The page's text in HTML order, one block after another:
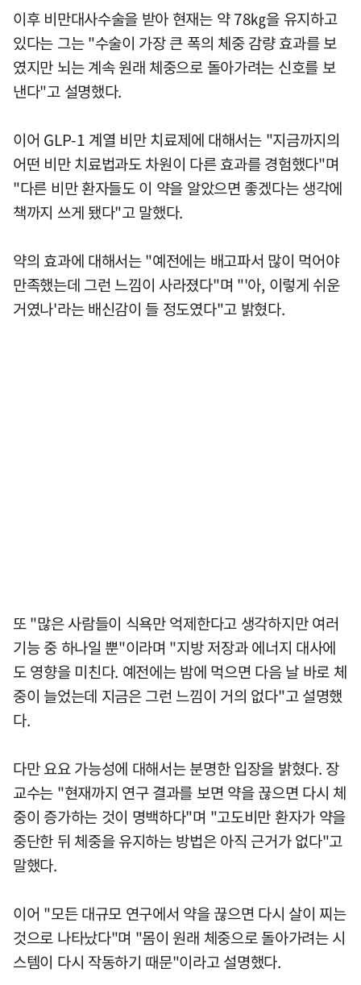
이후 비만대사수술을 받아 현재는 약 78㎏을 유지하고
있다는 그는 "수술이 가장 큰 폭의 체중 감량 효과를 보
였지만 뇌는 계속 원래 체중으로 돌아가려는 신호를 보
낸다"고 설명했다.
이어 GLP-1 계열 비만 치료제에 대해서는 "지금까지의
어떤 비만 치료법과도 차원이 다른 효과를 경험했다"며
"다른 비만 환자들도 이 약을 알았으면 좋겠다는 생각에
책까지 쓰게 됐다"고 말했다.
약의 효과에 대해서는 "예전에는 배고파서 많이 먹어야
만족했는데 그런 느낌이 사라졌다"며 "'아, 이렇게 쉬운
거였나'라는 배신감이 들 정도였다"고 밝혔다.
또 "많은 사람들이 식욕만 억제한다고 생각하지만 여러
기능 중 하나일 뿐"이라며 "지방 저장과 에너지 대사에
도 영향을 미친다. 예전에는 밤에 먹으면 다음 날 바로 체
중이 늘었는데 지금은 그런 느낌이 거의 없다"고 설명했
다.
다만 요요 가능성에 대해서는 분명한 입장을 밝혔다. 장
교수는 "현재까지 연구 결과를 보면 약을 끊으면 다시 체
중이 증가하는 것이 명백하다"며 "고도비만 환자가 약을
중단한 뒤 체중을 유지하는 방법은 아직 근거가 없다"고
말했다.
이어 "모든 대규모 연구에서 약을 끊으면 다시 살이 찌는
것으로 나타났다"며 "몸이 원래 체중으로 돌아가려는 시
스템이 다시 작동하기 때문"이라고 설명했다.